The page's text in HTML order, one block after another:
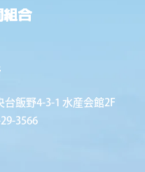
飯野4-3-1 水産会館2F
3566